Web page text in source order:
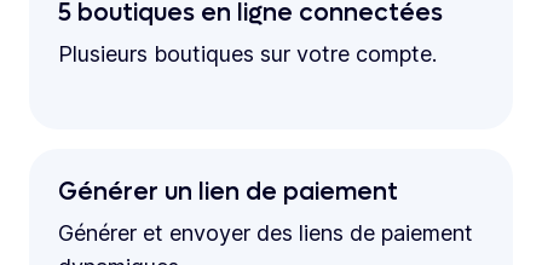
5 boutiques en ligne connectées
Plusieurs boutiques sur votre compte.
Générer un lien de paiement
Générer et envoyer des liens de paiement